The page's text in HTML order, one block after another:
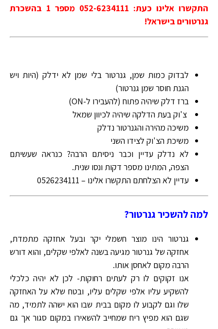
התקשרו אלינו כעת: 052-6234111 מספר 1 בהשכרת
גנרטורים בישראל!
לבדוק כמות שמן, גנרטור בלי שמן לא ידלק (היות ויש
הגנת חוסר שמן גנרטור)
ברז דלק שיהיה פתוח (להעבירו ל-ON)
צ'וק בעת הדלקה שיהיה לכיוון שמאל
משיכה מהירה והגנרטור נדלק
משיכת הצ'וק לצידו השני
לא נדלק עדיין וכבר ניסיתם הרבה? כנראה שעשיתם
הצפה, המתינו מספר דקות ונסו שנית.
עדיין לא הצלחתם התקשרו אלינו – 0526234111
למה להשכיר גנרטור?
גנרטור הינו מוצר חשמלי יקר ובעל אחזקה מתמדת,
אחזקה של גנרטור מגיעה בשנה לאלפי שקלים, והוא דורש
הרבה מקום לאחסן אותו.
אנו זקוקים לו רק לעתים רחוקות- לכן לא יהיה כלכלי
להשקיע עליו אלפי שקלים עליו, ובטח שלא על האחזקה
שלו וגם לקבוע לו מקום בבית שבו הוא ישהה לתמיד, מה
שגם הוא מפיץ ריח שמחייב להשאירו במקום סגור אך גם